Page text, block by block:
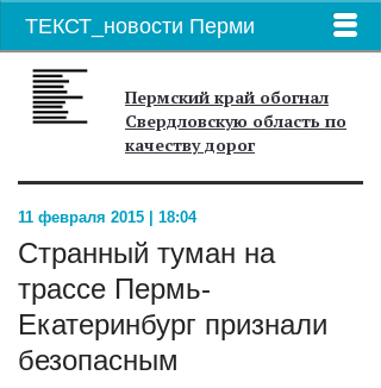
ТЕКСТ_новости Перми
Пермский край обогнал
Свердловскую область по
качеству дорог
11 февраля 2015 | 18:04
Странный туман на
трассе Пермь-
Екатеринбург признали
безопасным